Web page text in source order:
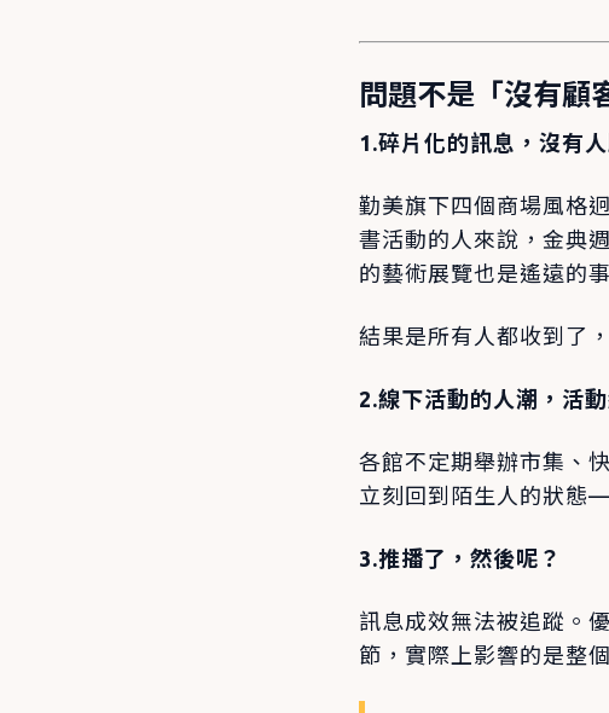
問題不是「沒有顧
1.碎片化的訊息，沒有
勤美旗下四個商場風格
書活動的人來說，金典
的藝術展覽也是遙遠的事
結果是所有人都收到了
2.線下活動的人潮，活
各館不定期舉辦市集、
立刻回到陌生人的狀態
3.推播了，然後呢？
訊息成效無法被追蹤。
節，實際上影響的是整